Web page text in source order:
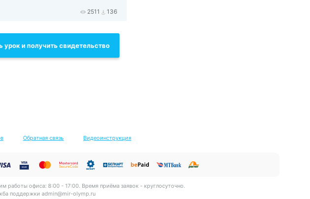
2511 136
урок и получить свидетельство
Обратная связь Видеоинструкция
работы офиса: 8:00 - 17:00. Время приёма заявок - круглосуточно.
поддержки admin@mir-olymp.ru